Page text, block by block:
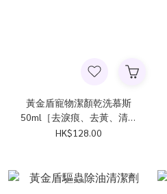
黃金盾寵物潔顏乾洗慕斯
50ml［去淚痕、去黃、清除
下巴粉刺］
HK$128.00